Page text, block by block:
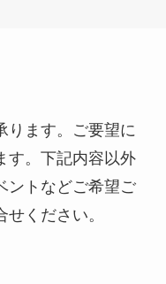
ります。ご要望に
す。下記内容以外
ントなどご希望ご
ください。